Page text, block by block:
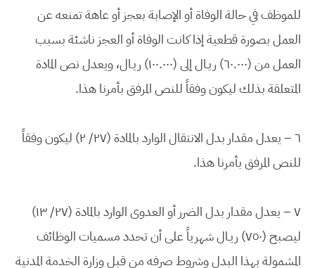
للموظف في حالة الوفاة أو الإصابة بعجز أو عاهة تمنعه عن
العمل بصورة قطعية إذا كانت الوفاة أو العجز ناشئة بسبب
العمل من (٦٠.٠٠٠) ريـال إلى (١٠٠.٠٠٠) ريـال، ويعدل نص المادة
المتعلقة بذلك ليكون وفقاً للنص المرفق بأمرنا هذا.
٦ – يعدل مقدار بدل الانتقال الوارد بالمادة (٢٧/ ٢) ليكون وفقاً
للنص المرفق بأمرنا هذا.
٧ – يعدل مقدار بدل الضرر أو العدوى الوارد بالمادة (٢٧/ ١٣)
ليصبح (٧٥٠) ريـال شهرياً على أن تحدد مسميات الوظائف
المشمولة بهذا البدل وشروط صرفه من قبل وزارة الخدمة المدنية